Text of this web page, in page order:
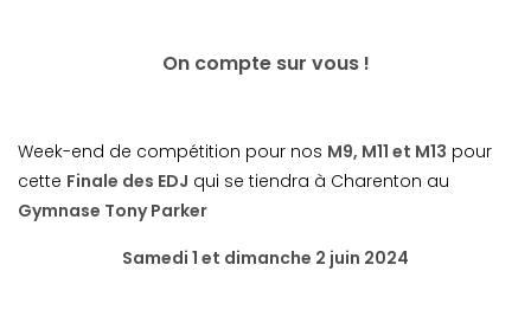
On compte sur vous !
Week-end de compétition pour nos M9, M11 et M13 pour
cette Finale des EDJ qui se tiendra à Charenton au
Gymnase Tony Parker
Samedi 1 et dimanche 2 juin 2024